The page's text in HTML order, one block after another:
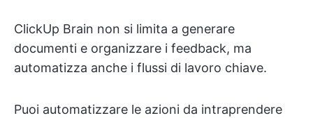
ClickUp Brain non si limita a generare
documenti e organizzare i feedback, ma
automatizza anche i flussi di lavoro chiave.
Puoi automatizzare le azioni da intraprendere